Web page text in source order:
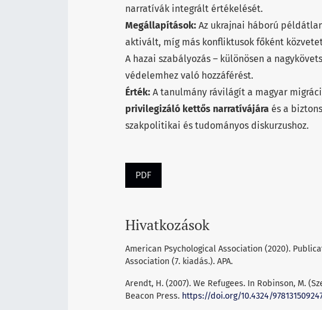
narratívák integrált értékelését.
Megállapítások: Az ukrajnai háború
aktivált, míg más konfliktusok főként
A hazai szabályozás – különösen a
védelemhez való hozzáférést.
Érték: A tanulmány rávilágít a magyar
privilegizáló kettős narratívájára és a
szakpolitikai és tudományos diskurzushoz.
PDF
Hivatkozások
American Psychological Association (2020).
Association (7. kiadás.). APA.
Arendt, H. (2007). We Refugees. In Robinson, M.
Beacon Press. https://doi.org/10.4324/